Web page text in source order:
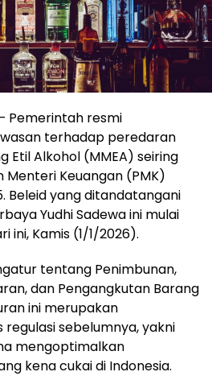
Pemerintah resmi
terhadap peredaran
Etil Alkohol (MMEA) seiring
Keuangan (PMK)
Beleid yang ditandatangani
Yudhi Sadewa ini mulai
ini, Kamis (1/1/2026).
tentang Penimbunan,
dan Pengangkutan Barang
ini merupakan
sebelumnya, yakni
mengoptimalkan
kena cukai di Indonesia.